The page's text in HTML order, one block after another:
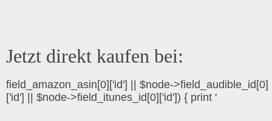
Jetzt direkt kaufen bei:
field_amazon_asin[0]['id'] || $node->field_audible_id[0]
['id'] || $node->field_itunes_id[0]['id']) { print '